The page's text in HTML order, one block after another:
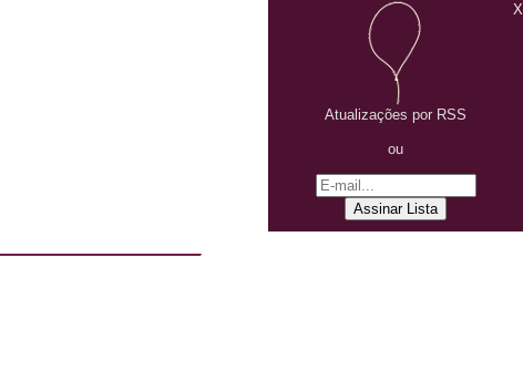
Atualizações por RSS
ou
X